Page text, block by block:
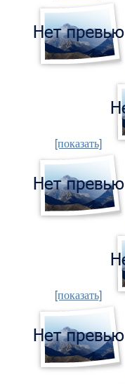
[показать]
[показать]